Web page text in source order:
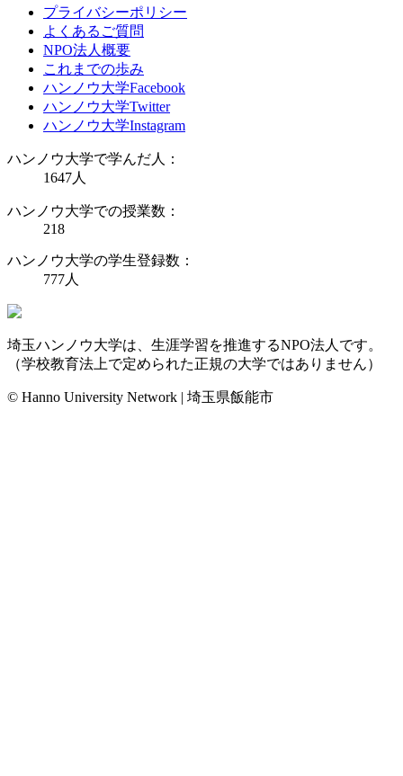
プライバシーポリシー
よくあるご質問
NPO法人概要
これまでの歩み
ハンノウ大学Facebook
ハンノウ大学Twitter
ハンノウ大学Instagram
ハンノウ大学で学んだ人：
1647人
ハンノウ大学での授業数：
218
ハンノウ大学の学生登録数：
777人
埼玉ハンノウ大学は、生涯学習を推進するNPO法人です。
（学校教育法上で定められた正規の大学ではありません）
© Hanno University Network | 埼玉県飯能市